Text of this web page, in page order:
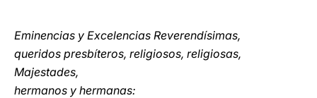
Eminencias y Excelencias Reverendísimas,
queridos presbíteros, religiosos, religiosas,
Majestades,
hermanos y hermanas: